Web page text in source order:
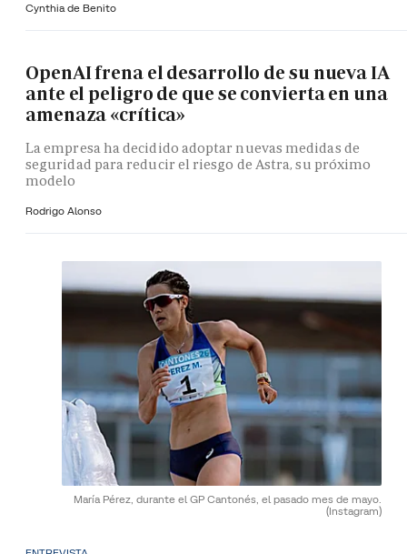
Cynthia de Benito
OpenAI frena el desarrollo de su nueva IA
ante el peligro de que se convierta en una
amenaza «crítica»
La empresa ha decidido adoptar nuevas medidas de
seguridad para reducir el riesgo de Astra, su próximo
modelo
Rodrigo Alonso
María Pérez, durante el GP Cantonés, el pasado mes de mayo.
(Instagram)